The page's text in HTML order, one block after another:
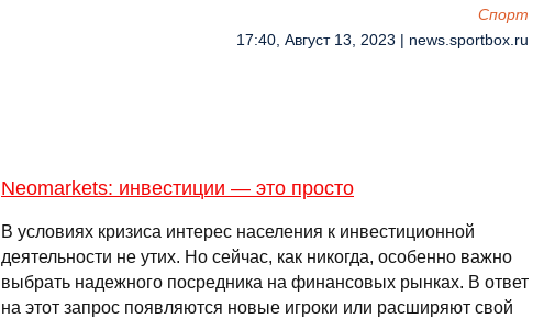
Спорт
17:40, Август 13, 2023 | news.sportbox.ru
Neomarkets: инвестиции — это просто
В условиях кризиса интерес населения к инвестиционной
деятельности не утих. Но сейчас, как никогда, особенно важно
выбрать надежного посредника на финансовых рынках. В ответ
на этот запрос появляются новые игроки или расширяют свой